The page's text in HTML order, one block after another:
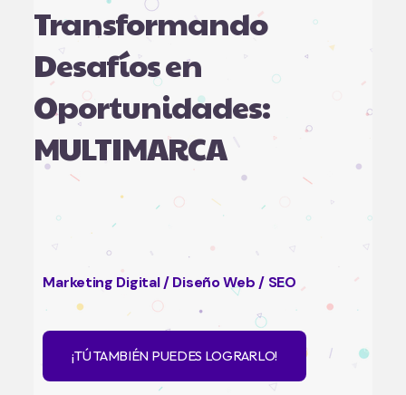
Transformando
Desafíos en
Oportunidades:
MULTIMARCA
Marketing Digital / Diseño Web / SEO
¡TÚ TAMBIÉN PUEDES LOGRARLO!